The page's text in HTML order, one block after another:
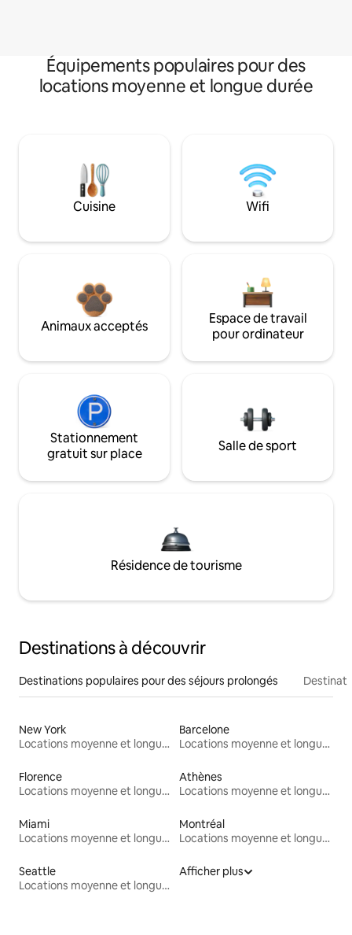
Équipements populaires pour des
locations moyenne et longue durée
Cuisine Wifi
Animaux acceptés
Espace de travail
pour ordinateur
Stationnement
gratuit sur place
Salle de sport
Résidence de tourisme
Destinations à découvrir
Destinations populaires pour des séjours prolongés
New York
Locations moyenne et longue durée
Barcelone
Locations moyenne et longue durée
Florence
Locations moyenne et longue durée
Athènes
Locations moyenne et longue durée
Miami
Locations moyenne et longue durée
Montréal
Locations moyenne et longue durée
Seattle
Locations moyenne et longue durée
Afficher plus